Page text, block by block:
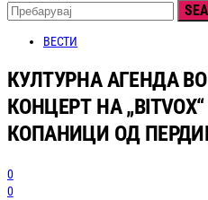
ВЕСТИ
КУЛТУРНА АГЕНДА
КОНЦЕРТ НА
КОПАНИЦИ ОД
0
0